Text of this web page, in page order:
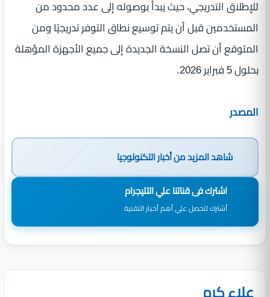
للإطلاق التدريجي، حيث يبدأ بوصوله إلى عدد محدود من
المستخدمين قبل أن يتم توسيع نطاق التوفر تدريجيًا ومن
المتوقع أن تصل النسخة الجديدة إلى جميع الأجهزة المؤهلة
بحلول 5 فبراير 2026.
المصدر
شاهد المزيد منأخبار التكنولوجيا
اشترك فى قناتنا علي التليجرام
أشترك لتحصل علي أهم أخبار التقنية